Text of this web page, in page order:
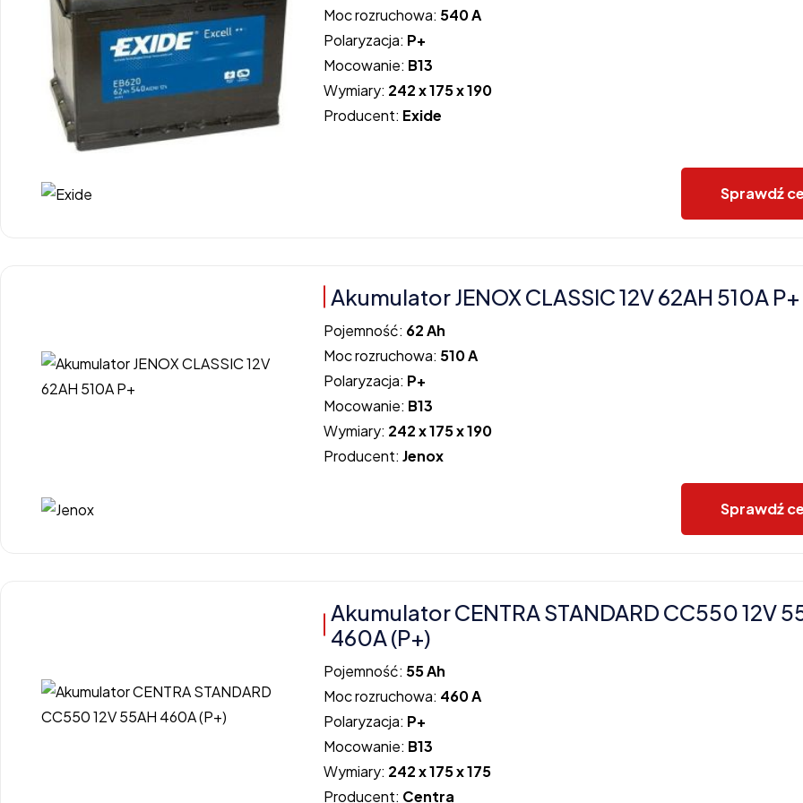
Moc rozruchowa: 540 A
Polaryzacja: P+
Mocowanie: B13
Wymiary: 242 x 175 x 190
Producent: Exide
Sprawdź
Akumulator JENOX CLASSIC 12V 62AH 510A P+
Pojemność: 62 Ah
Moc rozruchowa: 510 A
Polaryzacja: P+
Mocowanie: B13
Wymiary: 242 x 175 x 190
Producent:Jenox
Sprawdź
Akumulator CENTRA STANDARD CC550 12V
460A (P+)
Pojemność: 55 Ah
Moc rozruchowa: 460 A
Polaryzacja: P+
Mocowanie: B13
Wymiary: 242 x 175 x 175
Producent: Centra